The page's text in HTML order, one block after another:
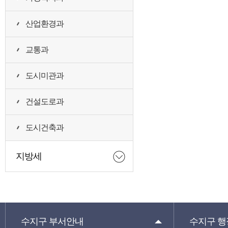
산업환경과
교통과
도시미관과
건설도로과
도시건축과
지방세
수지구 부서안내 수지구 행